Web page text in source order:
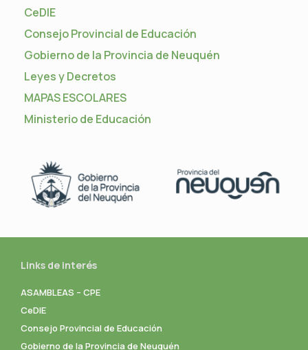
CeDIE
Consejo Provincial de Educación
Gobierno de la Provincia de Neuquén
Leyes y Decretos
MAPAS ESCOLARES
Ministerio de Educación
Links de interés
ASAMBLEAS – CPE
CeDIE
Consejo Provincial de Educación
Gobierno de la Provincia de Neuquén